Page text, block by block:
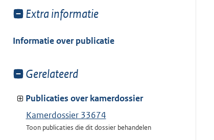
Toon
van:
Extra informatie
Informatie over publicatie
Toon
van:
Gerelateerd
Publicaties over kamerdossier
Kamerdossier 33674
Toon publicaties die dit dossier behandelen